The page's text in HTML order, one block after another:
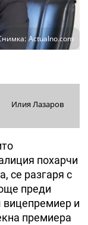
Actualno.com
Илия Лазаров
похарчи
се разгаря с
преди
вицепремиер и
премиера